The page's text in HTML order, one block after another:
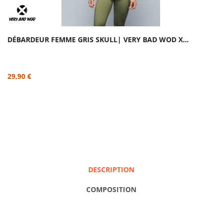
DÉBARDEUR FEMME GRIS SKULL| VERY BAD WOD X...
29,90 €
DESCRIPTION
COMPOSITION